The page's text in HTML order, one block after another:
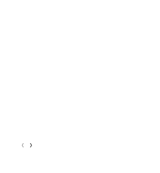
‹ ›